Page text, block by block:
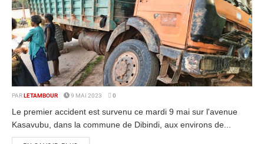
PAR LETAMBOUR 9 MAI 2023 0
Le premier accident est survenu ce mardi 9 mai sur l'avenue
Kasavubu, dans la commune de Dibindi, aux environs de...